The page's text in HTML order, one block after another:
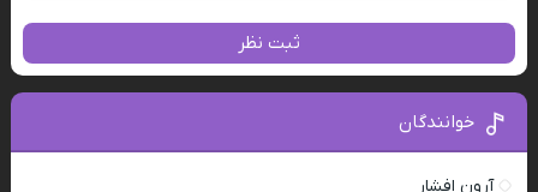
ثبت نظر
خوانندگان
آرون افشار